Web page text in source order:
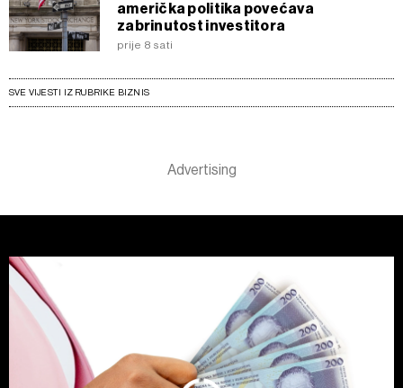
američka politika povećava
zabrinutost investitora
prije 8 sati
SVE VIJESTI IZ RUBRIKE BIZNIS